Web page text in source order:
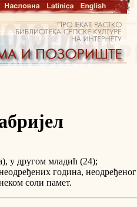
у другом младић (24);
година, неодређеног
соли памет.